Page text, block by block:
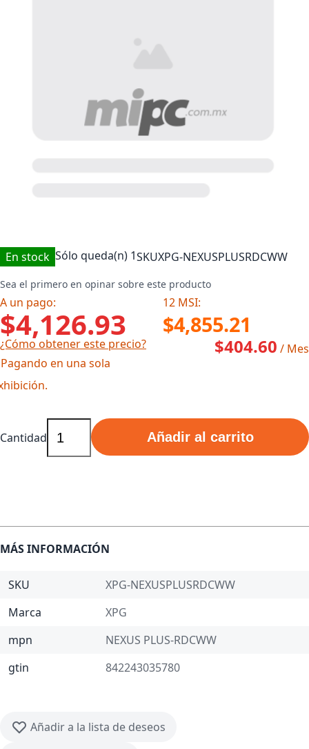
En stock Sólo queda(n) 1SKUXPG-NEXUSPLUSRDCWW
Sea el primero en opinar sobre este producto
A un pago: 12 MSI:
$4,126.93 $4,855.21
¿Cómo obtener este precio?
en una sola
$404.60 / Mes
Cantidad Añadir al carrito
MÁS INFORMACIÓN
SKU
XPG-NEXUSPLUSRDCWW
Marca
XPG
mpn
NEXUS PLUS-RDCWW
gtin
842243035780
Añadir a la lista de deseos